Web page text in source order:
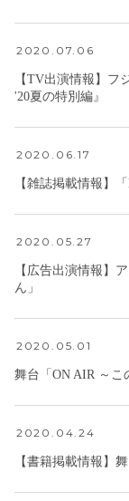
2020.07.06
【TV出演情報】フ
'20夏の特別編』
2020.06.17
【雑誌掲載情報】
2020.05.27
【広告出演情報】
ん」
2020.05.01
舞台「ON AIR ～こ
2020.04.24
【書籍掲載情報】